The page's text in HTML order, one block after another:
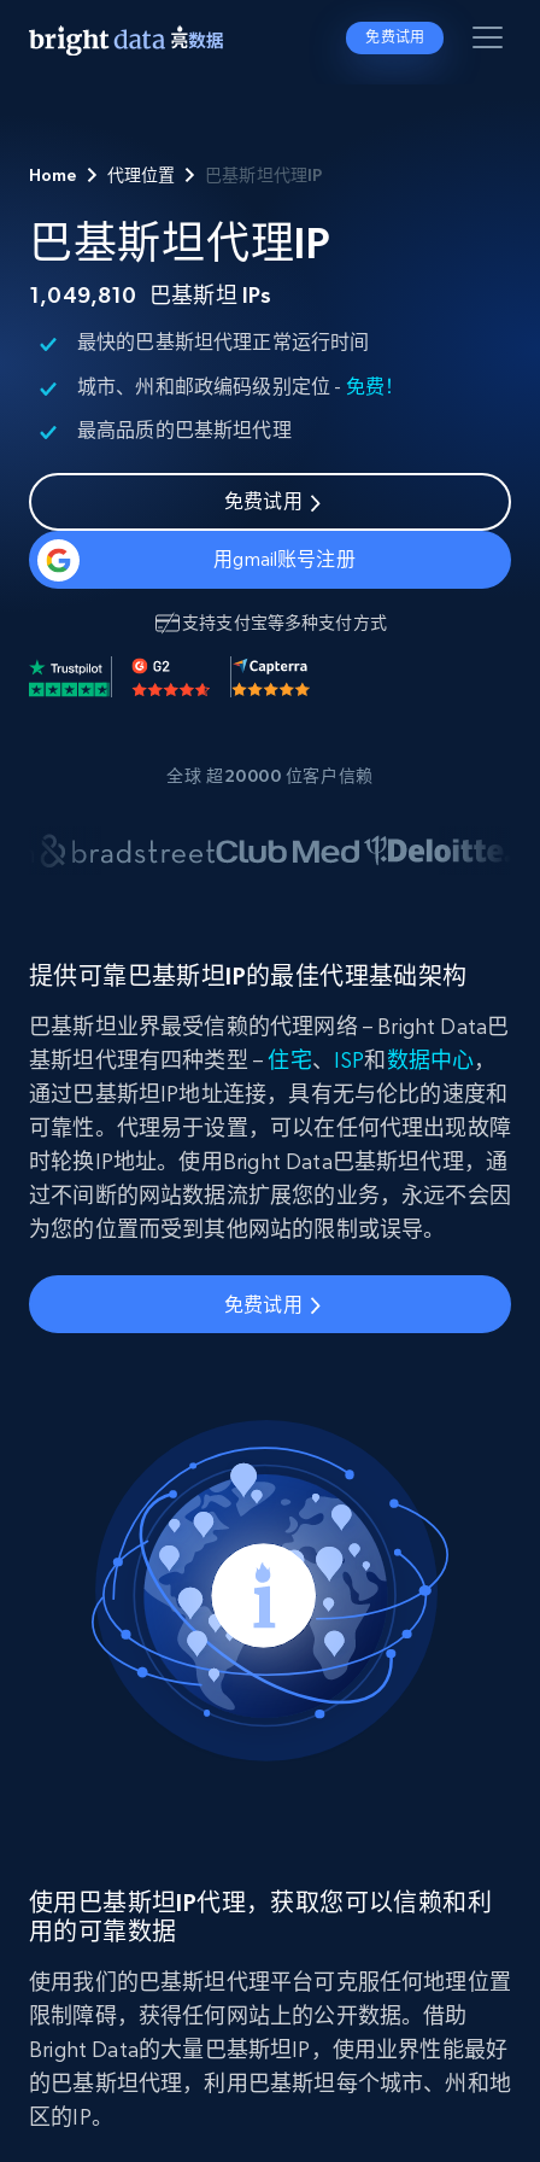
免费试用
Home 代理位置 巴基斯坦代理IP
巴基斯坦代理IP
1,049,810 巴基斯坦 IPs
最快的巴基斯坦代理正常运行时间
城市、州和邮政编码级别定位 - 免费！
最高品质的巴基斯坦代理
免费试用
用gmail账号注册
支持支付宝等多种支付方式
全球 超20000 位客户信赖
提供可靠巴基斯坦IP的最佳代理基础架构
巴基斯坦业界最受信赖的代理网络 – Bright Data巴
基斯坦代理有四种类型 –住宅、 ISP和 数据中心，
通过巴基斯坦IP地址连接，具有无与伦比的速度和
可靠性。代理易于设置，可以在任何代理出现故障
时轮换IP地址。使用Bright Data巴基斯坦代理，通
过不间断的网站数据流扩展您的业务，永远不会因
为您的位置而受到其他网站的限制或误导。
免费试用
使用巴基斯坦IP代理，获取您可以信赖和利
用的可靠数据
使用我们的巴基斯坦代理平台可克服任何地理位置
限制障碍，获得任何网站上的公开数据。借助
Bright Data的大量巴基斯坦IP，使用业界性能最好
的巴基斯坦代理，利用巴基斯坦每个城市、州和地
区的IP。